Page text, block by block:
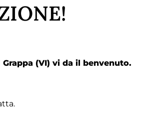
(VI) vi da il benvenuto.